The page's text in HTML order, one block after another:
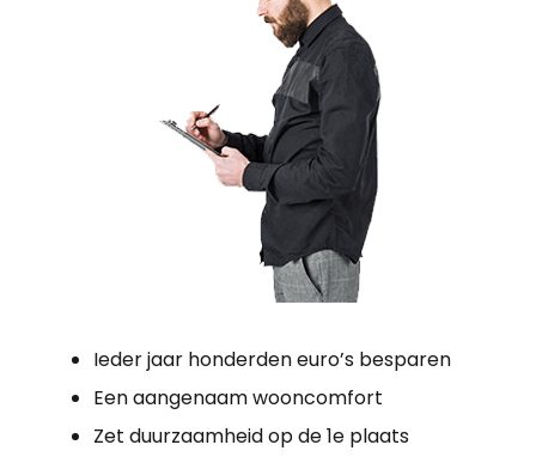
Ieder jaar honderden euro’s besparen
Een aangenaam wooncomfort
Zet duurzaamheid op de 1e plaats